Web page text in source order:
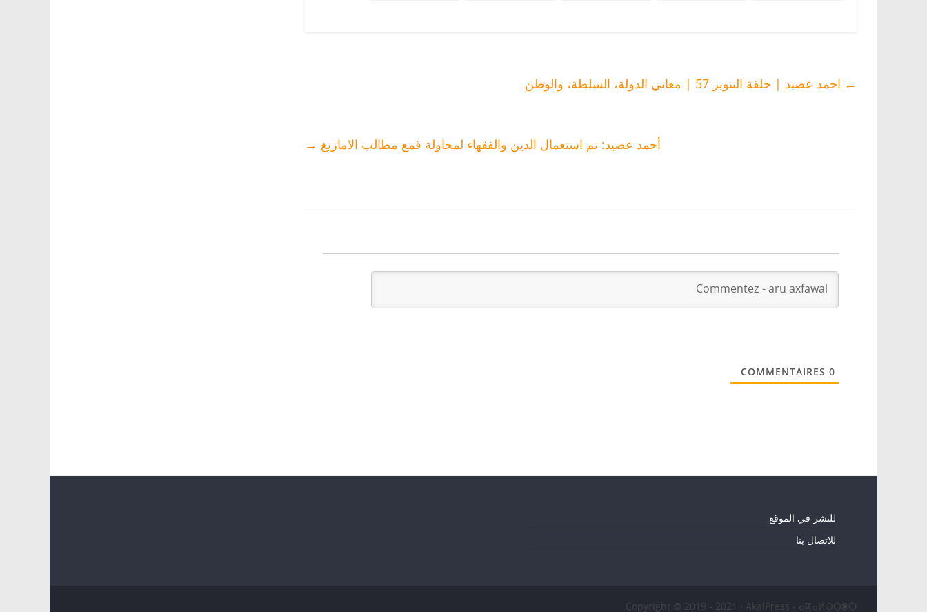
← احمد عصيد | حلقة التنوير 57 | معاني الدولة، السلطة، والوطن
أحمد عصيد: تم استعمال الدين والفقهاء لمحاولة قمع مطالب الامازيغ →
0
للنشر في الموقع
للاتصال بنا
Copyright © 2019 - 2021 · AkalPress - ⴰⴽⴰⵍⴱⵔⴻⵙ